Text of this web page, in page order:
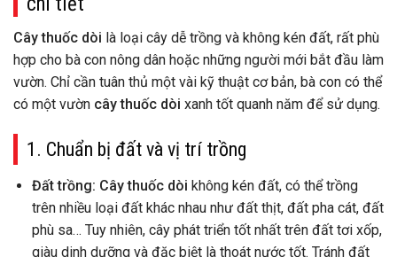
Cây thuốc dòi là loại cây dễ trồng và không kén đất, rất phù
hợp cho bà con nông dân hoặc những người mới bắt đầu làm
vườn. Chỉ cần tuân thủ một vài kỹ thuật cơ bản, bà con có thể
có một vườn cây thuốc dòi xanh tốt quanh năm để sử dụng.
1. Chuẩn bị đất và vị trí trồng
Đất trồng: Cây thuốc dòi không kén đất, có thể trồng
trên nhiều loại đất khác nhau như đất thịt, đất pha cát, đất
phù sa… Tuy nhiên, cây phát triển tốt nhất trên đất tơi xốp,
giàu dinh dưỡng và đặc biệt là thoát nước tốt. Tránh đất